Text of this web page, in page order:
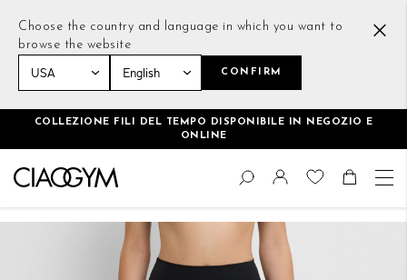
Choose the country and language in which you want to
browse the website
CONFIRM
COLLEZIONE FILI DEL TEMPO DISPONIBILE IN NEGOZIO E
ONLINE
Salta
contenuto
Cambia
Cerca